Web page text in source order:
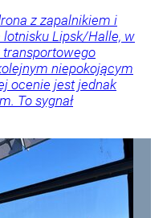
z zapalnikiem i
Lipsk/Halle, w
niepokojącym
ocenie jest jednak
To sygnał